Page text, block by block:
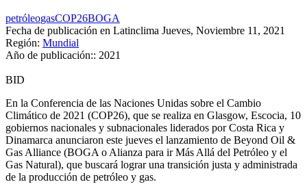
petróleogasCOP26BOGA
Fecha de publicación en Latinclima Jueves, Noviembre 11, 2021
Región: Mundial
Año de publicación:: 2021
BID
En la Conferencia de las Naciones Unidas sobre el Cambio
Climático de 2021 (COP26), que se realiza en Glasgow, Escocia, 10
gobiernos nacionales y subnacionales liderados por Costa Rica y
Dinamarca anunciaron este jueves el lanzamiento de Beyond Oil &
Gas Alliance (BOGA o Alianza para ir Más Allá del Petróleo y el
Gas Natural), que buscará lograr una transición justa y administrada
de la producción de petróleo y gas.